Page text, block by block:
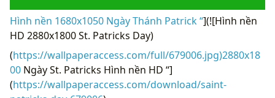
Hình nền 1680x1050 Ngày Thánh Patrick “](![Hình nền
HD 2880x1800 St. Patricks Day)
(https://wallpaperaccess.com/full/679006.jpg)2880x18
00 Ngày St. Patricks Hình nền HD “]
(https://wallpaperaccess.com/download/saint-